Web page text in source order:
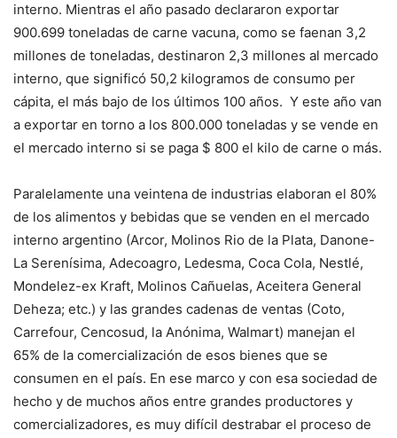
interno. Mientras el año pasado declararon exportar
900.699 toneladas de carne vacuna, como se faenan 3,2
millones de toneladas, destinaron 2,3 millones al mercado
interno, que significó 50,2 kilogramos de consumo per
cápita, el más bajo de los últimos 100 años. Y este año van
a exportar en torno a los 800.000 toneladas y se vende en
el mercado interno si se paga $ 800 el kilo de carne o más.
Paralelamente una veintena de industrias elaboran el 80%
de los alimentos y bebidas que se venden en el mercado
interno argentino (Arcor, Molinos Rio de la Plata, Danone-
La Serenísima, Adecoagro, Ledesma, Coca Cola, Nestlé,
Mondelez-ex Kraft, Molinos Cañuelas, Aceitera General
Deheza; etc.) y las grandes cadenas de ventas (Coto,
Carrefour, Cencosud, la Anónima, Walmart) manejan el
65% de la comercialización de esos bienes que se
consumen en el país. En ese marco y con esa sociedad de
hecho y de muchos años entre grandes productores y
comercializadores, es muy difícil destrabar el proceso de